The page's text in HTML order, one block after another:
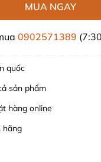
MUA NGAY
0902571389
quốc
sản phẩm
hàng online
hãng